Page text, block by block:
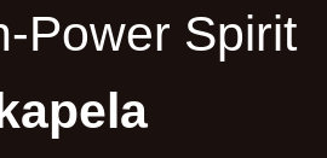
Power Spirit